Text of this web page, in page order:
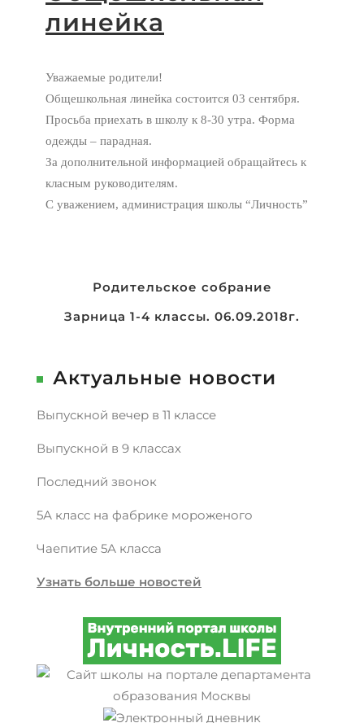
линейка
Уважаемые родители!
Общешкольная линейка состоится 03 сентября.
Просьба приехать в школу к 8-30 утра. Форма
одежды – парадная.
За дополнительной информацией обращайтесь к
класным руководителям.
С уважением, администрация школы “Личность”
НавигацияРодительское собрание
Зарница 1-4 классы. 06.09.2018г.
Актуальные новости
Выпускной вечер в 11 классе
Выпускной в 9 классах
Последний звонок
5А класс на фабрике мороженого
Чаепитие 5А класса
Узнать больше новостей